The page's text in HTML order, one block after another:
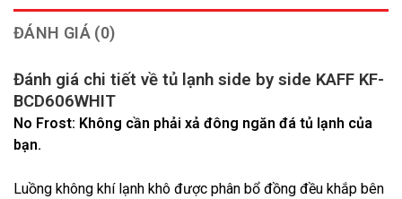
ĐÁNH GIÁ (0)
Đánh giá chi tiết về tủ lạnh side by side KAFF KF-
BCD606WHIT
No Frost: Không cần phải xả đông ngăn đá tủ lạnh của
bạn.
Luồng không khí lạnh khô được phân bổ đồng đều khắp bên